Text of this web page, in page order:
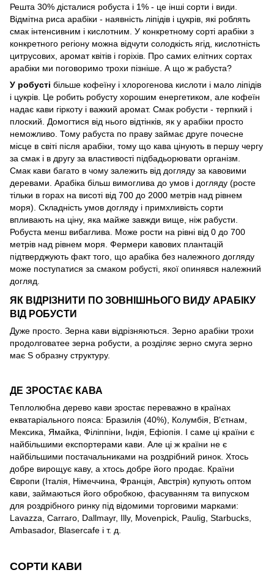
Решта 30% дісталися робуста і 1% - це інші сорти і види.
Відмітна риса арабіки - наявність ліпідів і цукрів, які роблять
смак інтенсивним і кислотним. У конкретному сорті арабіки з
конкретного регіону можна відчути солодкість ягід, кислотність
цитрусових, аромат квітів і горіхів. Про самих елітних сортах
арабіки ми поговоримо трохи пізніше. А що ж рабуста?
У робусті більше кофеїну і хлорогенова кислоти і мало ліпідів
і цукрів. Це робить робусту хорошим енергетиком, але кофеїн
надає кави гіркоту і важкий аромат. Смак робусти - терпкий і
плоский. Домогтися від нього відтінків, як у арабіки просто
неможливо. Тому рабуста по праву займає друге почесне
місце в світі після арабіки, тому що кава цінують в першу чергу
за смак і в другу за властивості підбадьорювати організм.
Смак кави багато в чому залежить від догляду за кавовими
деревами. Арабіка більш вимоглива до умов і догляду (росте
тільки в горах на висоті від 700 до 2000 метрів над рівнем
моря). Складність умов догляду і примхливість сорти
впливають на ціну, яка майже завжди вище, ніж рабусти.
Робуста менш вибаглива. Може рости на рівні від 0 до 700
метрів над рівнем моря. Фермери кавових плантацій
підтверджують факт того, що арабіка без належного догляду
може поступатися за смаком робусті, якої опинявся належний
догляд.
ЯК ВІДРІЗНИТИ ПО ЗОВНІШНЬОГО ВИДУ АРАБІКУ
ВІД РОБУСТИ
Дуже просто. Зерна кави відрізняються. Зерно арабіки трохи
продолговатее зерна робусти, а розділяє зерно смуга зерно
має S образну структуру.
ДЕ ЗРОСТАЄ КАВА
Теплолюбна дерево кави зростає переважно в країнах
екватаріального пояса: Бразилія (40%), Колумбія, В'єтнам,
Мексика, Ямайка, Філіппіни, Індія, Ефіопія. І саме ці країни є
найбільшими експортерами кави. Але ці ж країни не є
найбільшими постачальниками на роздрібний ринок. Хтось
добре вирощує каву, а хтось добре його продає. Країни
Європи (Італія, Німеччина, Франція, Австрія) купують оптом
кави, займаються його обробкою, фасуванням та випуском
для роздрібного ринку під відомими торговими марками:
Lavazza, Carraro, Dallmayr, Illy, Movenpick, Paulig, Starbucks,
Ambasador, Blasercafe і т. д.
СОРТИ КАВИ